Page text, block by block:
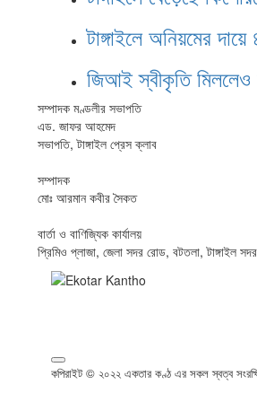
টাঙ্গাইলে অনিয়মের
জিআই স্বীকৃতি মিললেও
সম্পাদক মণ্ডলীর সভাপতি
এড. জাফর আহমেদ
সভাপতি, টাঙ্গাইল প্রেস ক্লাব
সম্পাদক
মোঃ আরমান কবীর সৈকত
বার্তা ও বাণিজ্যিক কার্যালয়
প্রিমিও প্লাজা, জেলা সদর রোড, বটতলা,
কপিরাইট © ২০২২ একতার কণ্ঠ এর সকল স্বত্ব